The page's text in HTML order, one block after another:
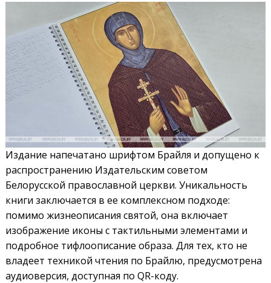
Издание напечатано шрифтом Брайля и допущено к
распространению Издательским советом
Белорусской православной церкви. Уникальность
книги заключается в ее комплексном подходе:
помимо жизнеописания святой, она включает
изображение иконы с тактильными элементами и
подробное тифлоописание образа. Для тех, кто не
владеет техникой чтения по Брайлю, предусмотрена
аудиоверсия, доступная по QR-коду.